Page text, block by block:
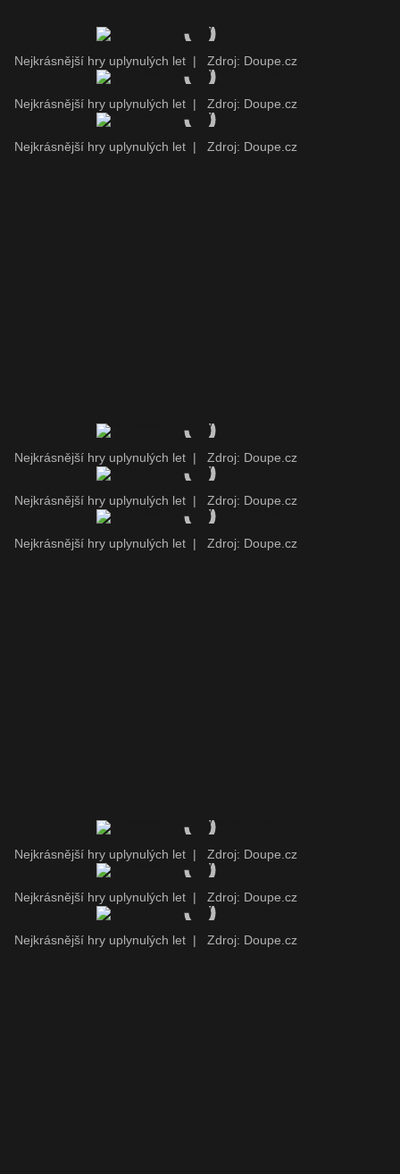
Nejkrásnější hry uplynulých let | Zdroj: Doupe.cz
Nejkrásnější hry uplynulých let | Zdroj: Doupe.cz
Nejkrásnější hry uplynulých let | Zdroj: Doupe.cz
Nejkrásnější hry uplynulých let | Zdroj: Doupe.cz
Nejkrásnější hry uplynulých let | Zdroj: Doupe.cz
Nejkrásnější hry uplynulých let | Zdroj: Doupe.cz
Nejkrásnější hry uplynulých let | Zdroj: Doupe.cz
Nejkrásnější hry uplynulých let | Zdroj: Doupe.cz
Nejkrásnější hry uplynulých let | Zdroj: Doupe.cz